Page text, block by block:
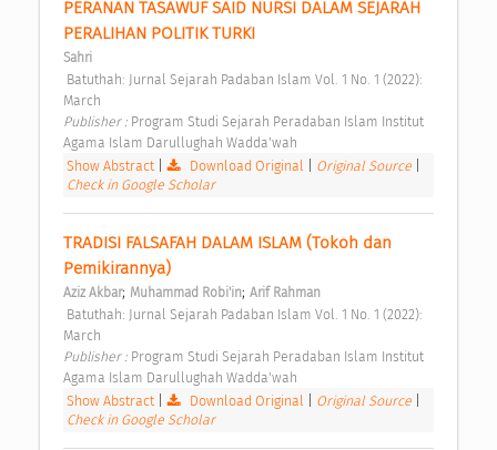
PERANAN TASAWUF SAID NURSI DALAM SEJARAH
PERALIHAN POLITIK TURKI
Sahri
March
Publisher : Program Studi Sejarah Peradaban Islam Institut
Agama Islam Darullughah Wadda'wah
Show Abstract| Download Original Original Source
Check in Google Scholar
TRADISI FALSAFAH DALAM ISLAM (Tokoh dan
Pemikirannya)
Aziz Akbar; Muhammad Robi'in; Arif Rahman
March
Publisher : Program Studi Sejarah Peradaban Islam Institut
Agama Islam Darullughah Wadda'wah
Show Abstract| Download Original Original Source
Check in Google Scholar